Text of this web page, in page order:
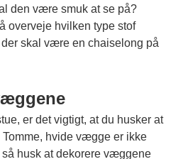
den være smuk at se på?
overveje hvilken type stof
skal være en chaiselong på
er det vigtigt, at du husker at
hvide vægge er ikke
husk at dekorere væggene